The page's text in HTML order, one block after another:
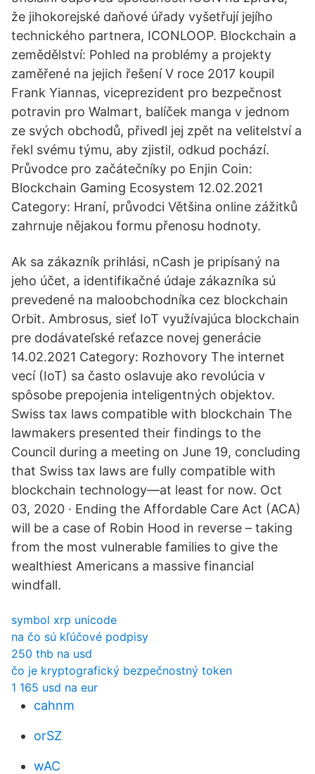
že jihokorejské daňové úřady vyšetřují jejího
technického partnera, ICONLOOP. Blockchain a
zemědělství: Pohled na problémy a projekty
zaměřené na jejich řešení V roce 2017 koupil
Frank Yiannas, viceprezident pro bezpečnost
potravin pro Walmart, balíček manga v jednom
ze svých obchodů, přivedl jej zpět na velitelství a
řekl svému týmu, aby zjistil, odkud pochází.
Průvodce pro začátečníky po Enjin Coin:
Blockchain Gaming Ecosystem 12.02.2021
Category: Hraní, průvodci Většina online zážitků
zahrnuje nějakou formu přenosu hodnoty.
Ak sa zákazník prihlási, nCash je pripísaný na
jeho účet, a identifikačné údaje zákazníka sú
prevedené na maloobchodníka cez blockchain
Orbit. Ambrosus, sieť IoT využívajúca blockchain
pre dodávateľské reťazce novej generácie
14.02.2021 Category: Rozhovory The internet
vecí (IoT) sa často oslavuje ako revolúcia v
spôsobe prepojenia inteligentných objektov.
Swiss tax laws compatible with blockchain The
lawmakers presented their findings to the
Council during a meeting on June 19, concluding
that Swiss tax laws are fully compatible with
blockchain technology—at least for now. Oct
03, 2020 · Ending the Affordable Care Act (ACA)
will be a case of Robin Hood in reverse – taking
from the most vulnerable families to give the
wealthiest Americans a massive financial
windfall.
symbol xrp unicode
na čo sú kľúčové podpisy
250 thb na usd
čo je kryptografický bezpečnostný token
1 165 usd na eur
cahnm
orSZ
wAC